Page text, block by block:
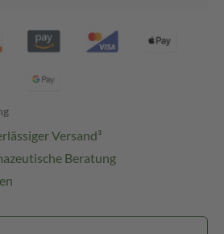
Versand³
Beratung